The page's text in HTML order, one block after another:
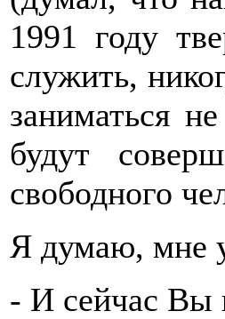
1991 году
служить,
заниматься
будут
свободного
Я думаю, мне
- И сейчас Вы